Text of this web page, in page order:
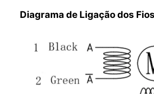
Diagrama de Ligação dos